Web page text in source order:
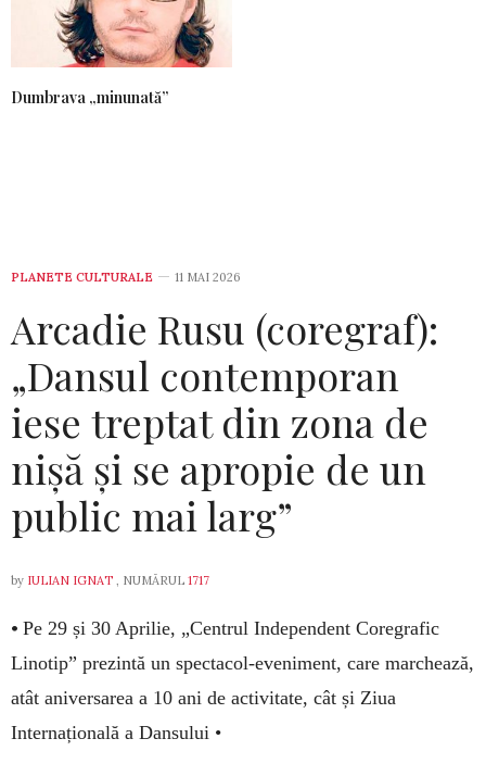
Dumbrava „minunată”
PLANETE CULTURALE 11 MAI 2026
Arcadie Rusu (coregraf):
„Dansul contemporan
iese treptat din zona de
nișă și se apropie de un
public mai larg”
by IULIAN IGNAT , NUMĂRUL 1717
• Pe 29 și 30 Aprilie, „Centrul Independent Coregrafic
Linotip” prezintă un spectacol-eveniment, care marchează,
atât aniversarea a 10 ani de activitate, cât și Ziua
Internațională a Dansului •